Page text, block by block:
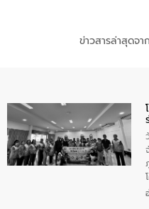
ข่าวสารล่าสุดจ